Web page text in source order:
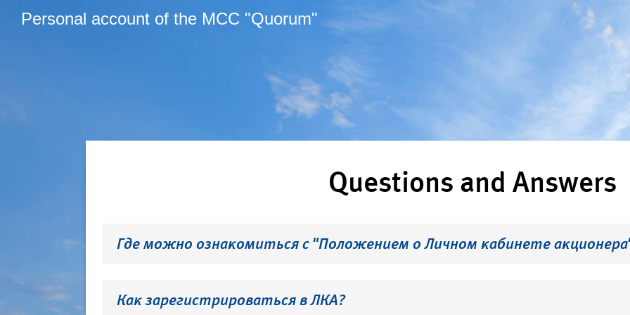
Personal account of the MCC "Quorum"
Questions and Answers
Где можно ознакомиться с "Положением о Личном кабинете
Как зарегистрироваться в ЛКА?